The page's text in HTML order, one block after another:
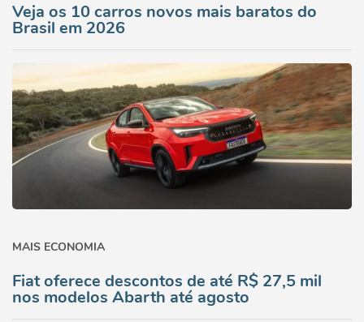
Veja os 10 carros novos mais baratos do
Brasil em 2026
MAIS ECONOMIA
Fiat oferece descontos de até R$ 27,5 mil
nos modelos Abarth até agosto